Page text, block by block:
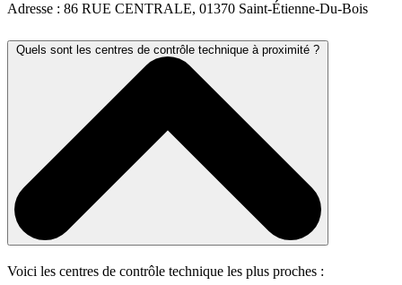
Adresse : 86 RUE CENTRALE, 01370 Saint-Étienne-Du-Bois
Quels sont les centres de contrôle technique à proximité ?
Voici les centres de contrôle technique les plus proches :